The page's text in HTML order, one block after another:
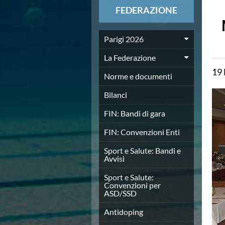
News
Europei a modo Mei
Nuoto
Eventi attività agonistica
Calendario nazionale
Norme e documenti
Risultati e Classifiche
Graduatorie
Graduatorie Stagione 2025-2026
Azzurri
Records
News
Flash News
Pallanuoto
Norme e documenti
Le Nazionali
Coppa Italia
Campionato A1 Maschile
Campionato A1 Femminile
FEDERAZIONE
Parigi 2026
La Federazione
Norme e documenti
Bilanci
FIN: Bandi di gara
FIN: Convenzioni Enti
Sport e Salute: Bandi e
Avvisi
Sport e Salute:
Convenzioni per
ASD/SSD
Antidoping
19